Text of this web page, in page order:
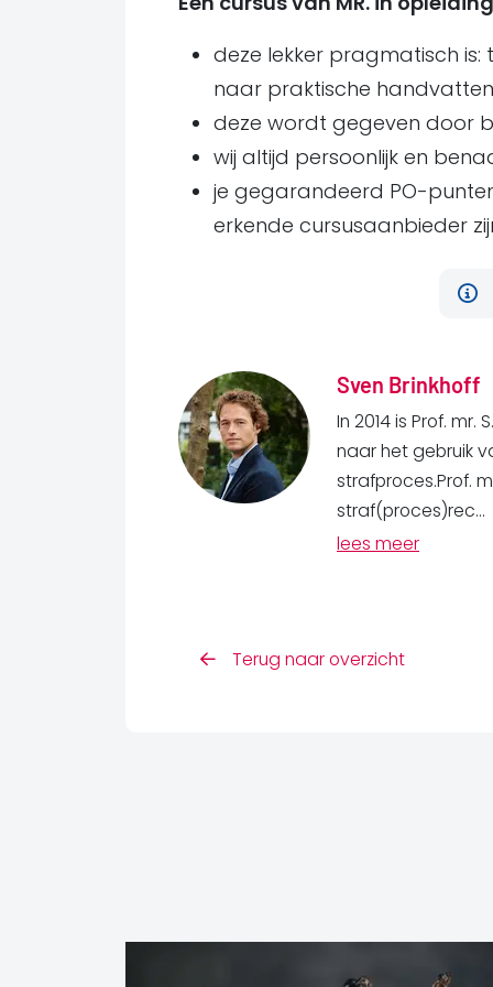
deze lekker pragmatisch
naar praktische
deze wordt gegeven door
wij altijd persoonlijk en
je gegarandeerd PO-
erkende cursusaanbieder
Sven Brinkhoff
In 2014 is Prof.
naar het gebruik
strafproces.Prof.
straf(proces)rec...
lees meer
Terug naar overzicht